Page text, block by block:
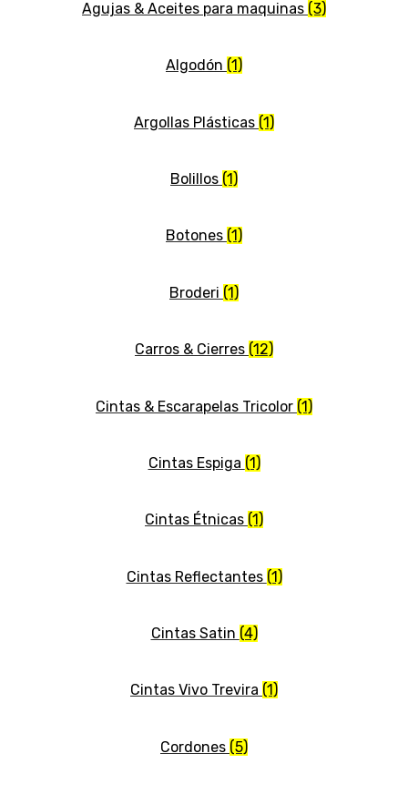
Agujas & Aceites para maquinas (3)
Algodón (1)
Argollas Plásticas (1)
Bolillos (1)
Botones (1)
Broderi (1)
Carros & Cierres (12)
Cintas & Escarapelas Tricolor (1)
Cintas Espiga (1)
Cintas Étnicas (1)
Cintas Reflectantes (1)
Cintas Satin (4)
Cintas Vivo Trevira (1)
Cordones (5)